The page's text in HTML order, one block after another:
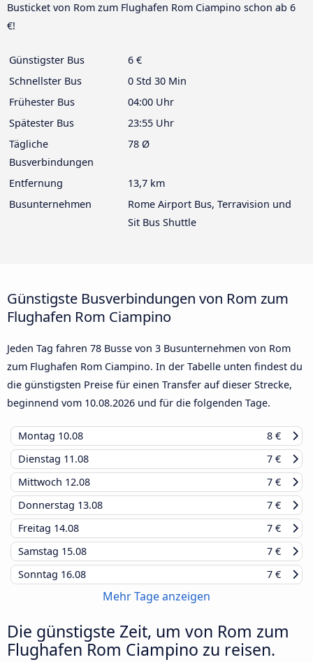
Busticket von Rom zum Flughafen Rom Ciampino schon ab 6
€!
Günstigster Bus
6 €
Schnellster Bus
0 Std 30 Min
Frühester Bus
04:00 Uhr
Spätester Bus
23:55 Uhr
Tägliche
Busverbindungen
78 Ø
Entfernung
13,7 km
Busunternehmen
Rome Airport Bus, Terravision und
Sit Bus Shuttle
Günstigste Busverbindungen von Rom zum
Flughafen Rom Ciampino
Jeden Tag fahren 78 Busse von 3 Busunternehmen von Rom
zum Flughafen Rom Ciampino. In der Tabelle unten findest du
die günstigsten Preise für einen Transfer auf dieser Strecke,
beginnend vom 10.08.2026 und für die folgenden Tage.
Montag 10.08
8 €
Dienstag 11.08
7 €
Mittwoch 12.08
7 €
Donnerstag 13.08
7 €
Freitag 14.08
7 €
Samstag 15.08
7 €
Sonntag 16.08 7 €
Mehr Tage anzeigen
Die günstigste Zeit, um von Rom zum
Flughafen Rom Ciampino zu reisen.